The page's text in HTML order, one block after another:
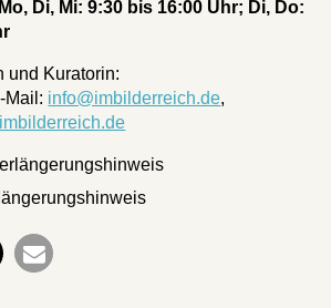
Di, Mi: 9:30 bis 16:00 Uhr; Di, Do:
und Kuratorin:
Mail: info@imbilderreich.de,